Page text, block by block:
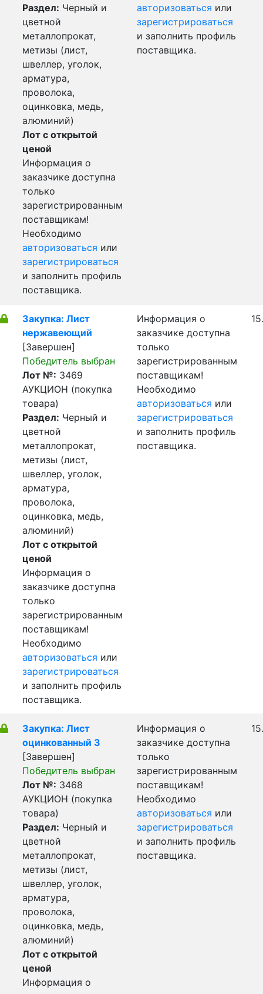
Раздел: Черный и
цветной
металлопрокат,
метизы (лист,
швеллер, уголок,
арматура,
проволока,
оцинковка, медь,
алюминий)
Лот с открытой
ценой
Информация о
заказчике доступна
только
зарегистрированным
поставщикам!
Необходимо
авторизоваться или
зарегистрироваться
и заполнить профиль
поставщика.
авторизоваться или
зарегистрироваться
и заполнить профиль
поставщика.
Закупка: Лист
нержавеющий
[Завершен]
Победитель выбран
Лот №: 3469
АУКЦИОН (покупка
товара)
Раздел: Черный и
цветной
металлопрокат,
метизы (лист,
швеллер, уголок,
арматура,
проволока,
оцинковка, медь,
алюминий)
Лот с открытой
ценой
Информация о
заказчике доступна
только
зарегистрированным
поставщикам!
Необходимо
авторизоваться или
зарегистрироваться
и заполнить профиль
поставщика.
Информация о
заказчике доступна
только
зарегистрированным
поставщикам!
Необходимо
авторизоваться или
зарегистрироваться
и заполнить профиль
поставщика.
Закупка: Лист
оцинкованный 3
[Завершен]
Победитель выбран
Лот №: 3468
АУКЦИОН (покупка
товара)
Раздел: Черный и
цветной
металлопрокат,
метизы (лист,
швеллер, уголок,
арматура,
проволока,
оцинковка, медь,
алюминий)
Лот с открытой
ценой
Информация о
Информация о
заказчике доступна
только
зарегистрированным
поставщикам!
Необходимо
авторизоваться или
зарегистрироваться
и заполнить профиль
поставщика.